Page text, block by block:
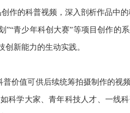
作的科普视频，深入剖析作品中的
”“青少年科创大赛”等项目创作的
新能力的生动实践。
价值可供后续统筹拍摄制作的视
科学大家、青年科技人才、一线